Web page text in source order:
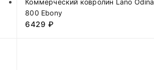
Коммерческий ковролин Lano Odina
800 Ebony
6429 ₽